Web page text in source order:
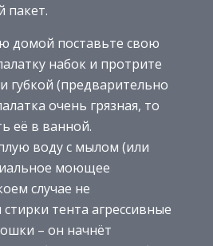
пакет.
домой поставьте свою
набок и протрите
губкой (предварительно
очень грязная, то
её в ванной.
воду с мылом (или
моющее
случае не
стирки тента агрессивные
– он начнёт